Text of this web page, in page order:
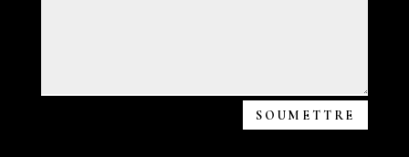
SOUMETTRE